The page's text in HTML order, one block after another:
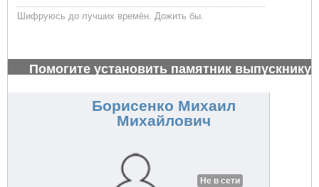
Шифруюсь до лучших времён. Дожить бы.
Помогите установить памятник выпускнику
Борисенко Михаил
Михайлович
Не в сети